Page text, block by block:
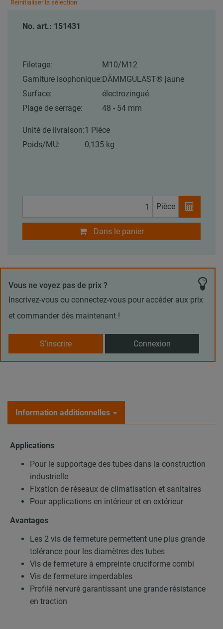
Réinitialiser la sélection
No. art.: 151431
Filetage:
M10/M12
Garniture isophonique: DÄMMGULAST® jaune
Surface:
électrozingué
Plage de serrage:
48 - 54 mm
Unité de livraison:1 Pièce
Poids/MU:
0,135 kg
Pièce
Dans le panier
Vous ne voyez pas de prix ?
Inscrivez-vous ou connectez-vous pour accéder aux prix
et commander dès maintenant !
S'inscrire Connexion
Information additionnelles
Applications
Pour le supportage des tubes dans la construction
industrielle
Fixation de réseaux de climatisation et sanitaires
Pour applications en intérieur et en extérieur
Avantages
Les 2 vis de fermeture permettent une plus grande
tolérance pour les diamètres des tubes
Vis de fermeture à empreinte cruciforme combi
Vis de fermeture imperdables
Profilé nervuré garantissant une grande résistance
en traction